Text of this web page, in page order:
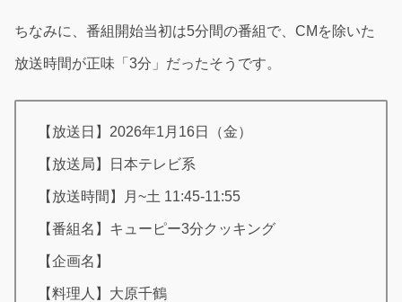
ちなみに、番組開始当初は5分間の番組で、CMを除いた
放送時間が正味「3分」だったそうです。
【放送日】2026年1月16日（金）
【放送局】日本テレビ系
【放送時間】月~土 11:45-11:55
【番組名】キューピー3分クッキング
【企画名】
【料理人】大原千鶴